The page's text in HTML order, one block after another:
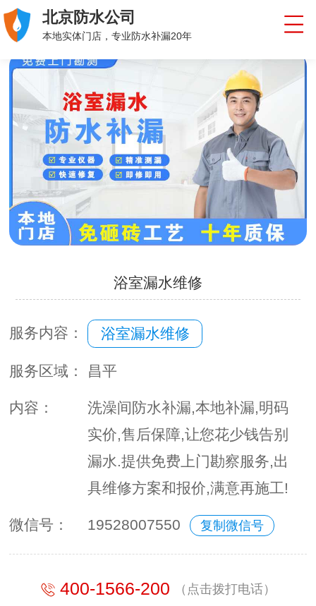
北京防水公司
本地实体门店，专业防水补漏20年
浴室漏水维修
服务内容： 浴室漏水维修
服务区域： 昌平
内容：
洗澡间防水补漏,本地补漏,明码
实价,售后保障,让您花少钱告别
漏水.提供免费上门勘察服务,出
具维修方案和报价,满意再施工!
微信号： 19528007550 复制微信号
400-1566-200 （点击拨打电话）